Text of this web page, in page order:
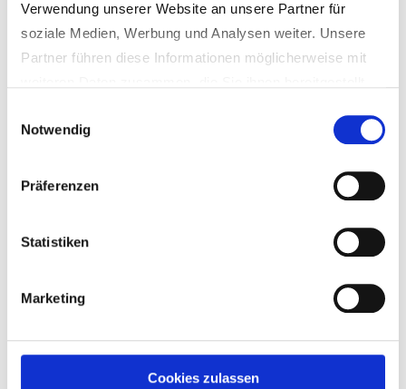
Verwendung unserer Website an unsere Partner für
soziale Medien, Werbung und Analysen weiter. Unsere
Partner führen diese Informationen möglicherweise mit
gesammelt haben.
Datenschutzhinweisen
Notwendig
Präferenzen
Statistiken
Marketing
Cookies zulassen
Legendorf, 469m ü. NN
Nabburg (Legendorf gehört zur Pfarrei Nabburg) war auch
Missionsbischof Fritz Lobinger gekommen, um den
Festgottesdienst zu zelebrieren. Ein besonderes "Vergelt
´s Gott" sprach Zweiter Bürgermeister und Ortssprecher
Rudolf Birner aus.
Nach Aussagen älterer Bürger war in Legendorf bereits vor
über 100 Jahren eine Kapelle gestanden. Diese musste
aber 1968 dem Straßenbau weichen und deshalb